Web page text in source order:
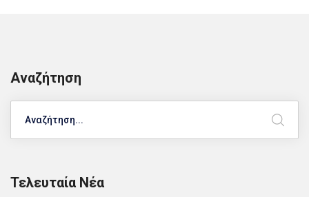
Αναζήτηση
Τελευταία Νέα